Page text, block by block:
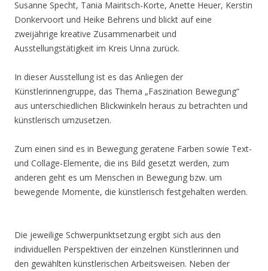
Susanne Specht, Tania Mairitsch-Korte, Anette Heuer, Kerstin
Donkervoort und Heike Behrens und blickt auf eine
zweijährige kreative Zusammenarbeit und
Ausstellungstätigkeit im Kreis Unna zurück.
In dieser Ausstellung ist es das Anliegen der
Künstlerinnengruppe, das Thema „Faszination Bewegung“
aus unterschiedlichen Blickwinkeln heraus zu betrachten und
künstlerisch umzusetzen.
Zum einen sind es in Bewegung geratene Farben sowie Text-
und Collage-Elemente, die ins Bild gesetzt werden, zum
anderen geht es um Menschen in Bewegung bzw. um
bewegende Momente, die künstlerisch festgehalten werden.
Die jeweilige Schwerpunktsetzung ergibt sich aus den
individuellen Perspektiven der einzelnen Künstlerinnen und
den gewählten künstlerischen Arbeitsweisen. Neben der